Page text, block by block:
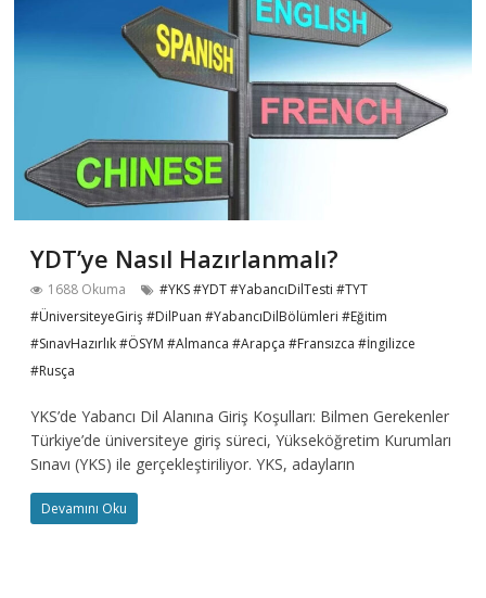
YDT’ye Nasıl Hazırlanmalı?
1688 Okuma
#YKS #YDT #YabancıDilTesti #TYT
#ÜniversiteyeGiriş #DilPuan #YabancıDilBölümleri #Eğitim
#SınavHazırlık #ÖSYM #Almanca #Arapça #Fransızca #İngilizce
#Rusça
YKS’de Yabancı Dil Alanına Giriş Koşulları: Bilmen Gerekenler
Türkiye’de üniversiteye giriş süreci, Yükseköğretim Kurumları
Sınavı (YKS) ile gerçekleştiriliyor. YKS, adayların
Devamını Oku